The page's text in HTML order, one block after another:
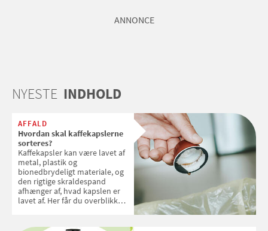
ANNONCE
NYESTE INDHOLD
AFFALD
Hvordan skal kaffekapslerne
sorteres?
Kaffekapsler kan være lavet af
metal, plastik og
bionedbrydeligt materiale, og
den rigtige skraldespand
afhænger af, hvad kapslen er
lavet af. Her får du overblikket